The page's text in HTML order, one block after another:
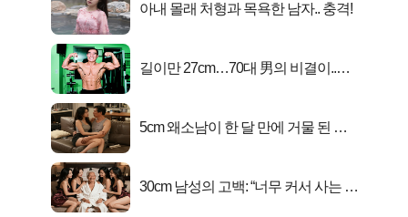
아내 몰래 처형과 목욕한 남자.. 충격!
길이만 27cm…70대 男의 비결이..충
5cm 왜소남이 한 달 만에 거물 된 사
30cm 남성의 고백: “너무 커서 사는 게